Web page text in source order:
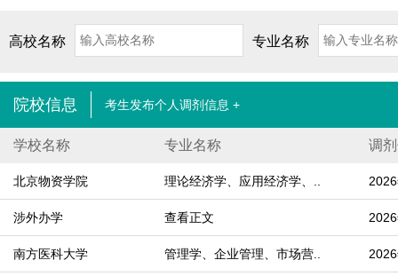
高校名称 专业名称
院校信息 考生发布个人调剂信息 +
学校名称 专业名称 调
北京物资学院 理论经济学、应用经济学、..
涉外办学 查看正文
南方医科大学 管理学、企业管理、市场营..